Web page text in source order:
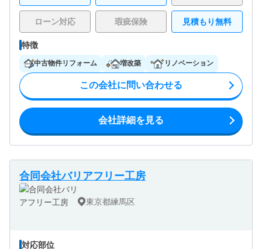
ローン対応 瑕疵保険 見積もり無料
特徴
中古物件リフォーム 増改築 リノベーション
この会社に問い合わせる
会社詳細を見る
合同会社バリアフリー工房
東京都練馬区
対応部位